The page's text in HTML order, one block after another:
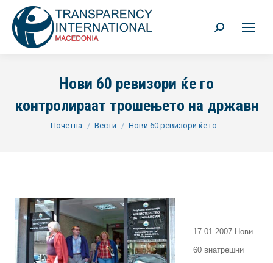
Search:
Нови 60 ревизори ќе го
контролираат трошењето на државн
You are here:
Почетна Вести Нови 60 ревизори ќе го…
17.01.2007 Нови
60 внатрешни